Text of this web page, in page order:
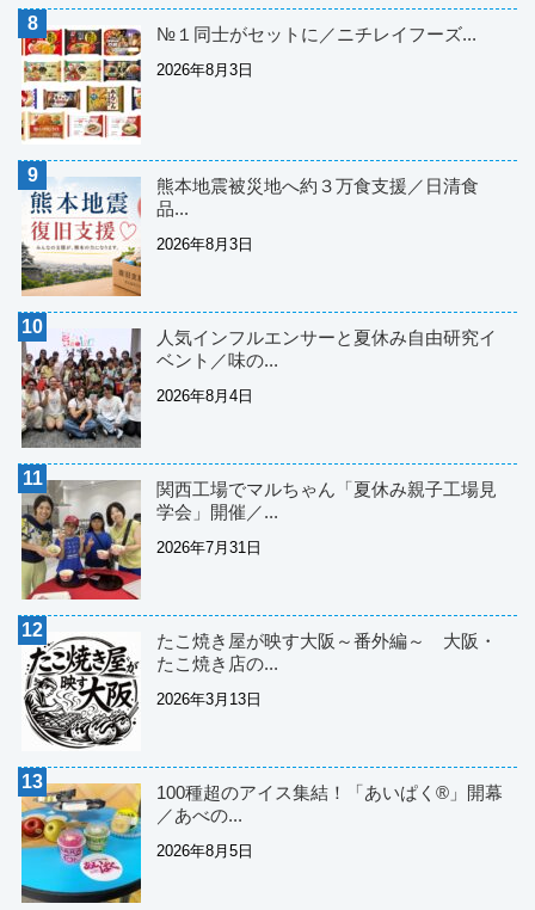
№１同士がセットに／ニチレイフーズ...
2026年8月3日
熊本地震被災地へ約３万食支援／日清食
品...
2026年8月3日
人気インフルエンサーと夏休み自由研究イ
ベント／味の...
2026年8月4日
関西工場でマルちゃん「夏休み親子工場見
学会」開催／...
2026年7月31日
たこ焼き屋が映す大阪～番外編～ 大阪・
たこ焼き店の...
2026年3月13日
100種超のアイス集結！「あいぱく®」開幕
／あべの...
2026年8月5日